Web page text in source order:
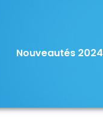
Nouveautés 2024